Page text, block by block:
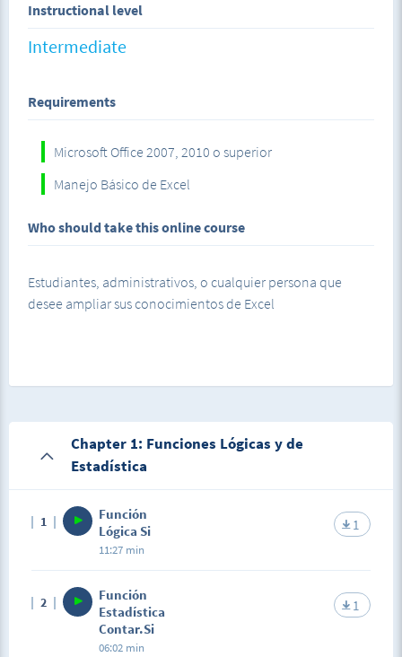
Instructional level
Intermediate
Requirements
Microsoft Office 2007, 2010 o superior
Manejo Básico de Excel
Who should take this online course
Estudiantes, administrativos, o cualquier persona que
desee ampliar sus conocimientos de Excel
Chapter 1: Funciones Lógicas y de
Estadística
1
Función
Lógica Si
11:27 min
1
2
Función
Estadística
Contar.Si
06:02 min
1